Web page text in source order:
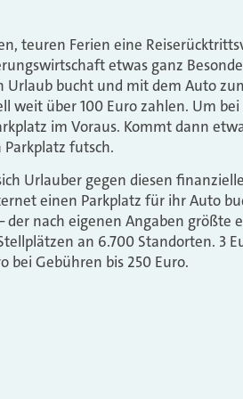
teuren Ferien eine
etwas ganz
Urlaub bucht und mit dem Auto
weit über 100 Euro zahlen. Um
im Voraus. Kommt dann
futsch.
Urlauber gegen diesen
einen Parkplatz für ihr Auto
der nach eigenen Angaben größte
an 6.700 Standorten. 3
bei Gebühren bis 250 Euro.